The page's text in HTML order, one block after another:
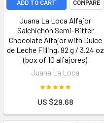
ADD TO CART COMPARE
Juana La Loca Alfajor
Salchichón Semi-Bitter
Chocolate Alfajor with Dulce
de Leche Filling, 92 g / 3.24 oz
(box of 10 alfajores)
Juana La Loca
US $29.68